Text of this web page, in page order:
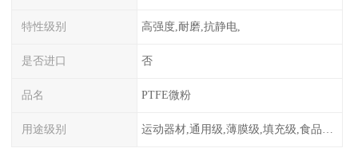
特性级别 高强度,耐磨,抗静电,
是否进口 否
品名 PTFE微粉
用途级别